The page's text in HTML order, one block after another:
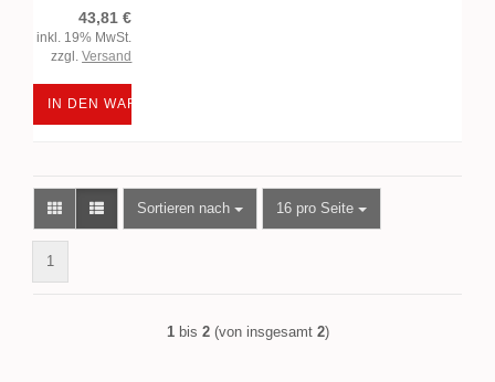
43,81 €
inkl. 19% MwSt.
zzgl.Versand
IN DEN WARENKORB
Sortieren nach
Sortieren nach 16 pro Seite
pro Seite
1
1bis 2(von insgesamt 2)